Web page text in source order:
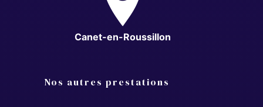
Canet-en-Roussillon
Nos autres prestations